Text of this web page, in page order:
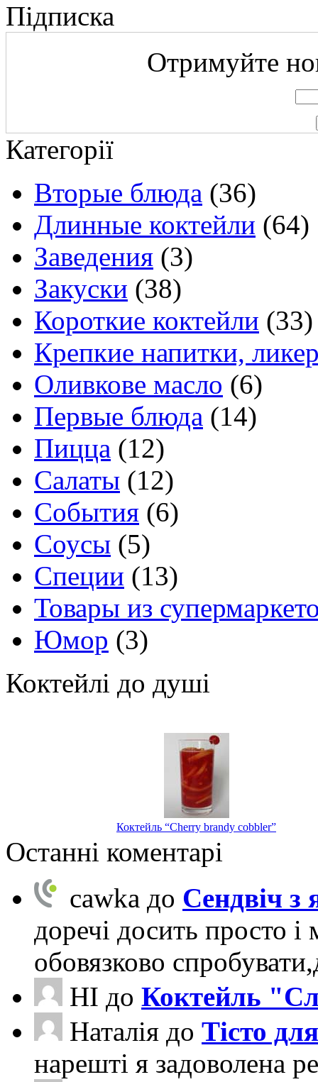
Підписка
Отримуйте
Категорії
Вторые блюда (36)
Длинные коктейли (64)
Заведения (3)
Закуски (38)
Короткие коктейли (33)
Крепкие напитки,
Оливкове масло (6)
Первые блюда (14)
Пицца (12)
Салаты (12)
События (6)
Соусы (5)
Специи (13)
Товары из
Юмор (3)
Коктейлі до душі
Коктейль “Cherry brandy cobbler”
Останні коментарі
cawka до Сендвіч з
доречі досить просто
обовязково
НІ до Коктейль
Наталія до Тісто
нарешті я задоволена